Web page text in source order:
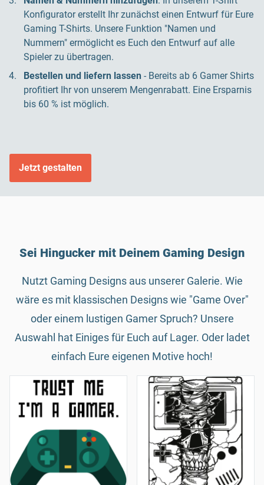
Konfigurator erstellt Ihr zunächst einen Entwurf für Eure
Gaming T-Shirts. Unsere Funktion "Namen und
Nummern" ermöglicht es Euch den Entwurf auf alle
Spieler zu übertragen.
Bestellen und liefern lassen - Bereits ab 6 Gamer Shirts
profitiert Ihr von unserem Mengenrabatt. Eine Ersparnis
bis 60 % ist möglich.
Jetzt gestalten
Sei Hingucker mit Deinem Gaming Design
Nutzt Gaming Designs aus unserer Galerie. Wie
wäre es mit klassischen Designs wie "Game Over"
oder einem lustigen Gamer Spruch? Unsere
Auswahl hat Einiges für Euch auf Lager. Oder ladet
einfach Eure eigenen Motive hoch!